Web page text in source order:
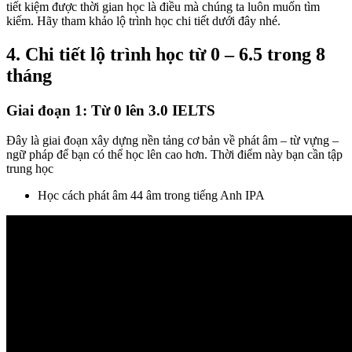
tiết kiệm được thời gian học là điều mà chúng ta luôn muốn tìm
kiếm. Hãy tham khảo lộ trình học chi tiết dưới đây nhé.
4. Chi tiết lộ trình học từ 0 – 6.5 trong 8
tháng
Giai đoạn 1: Từ 0 lên 3.0 IELTS
Đây là giai đoạn xây dựng nền tảng cơ bản về phát âm – từ vựng –
ngữ pháp để bạn có thể học lên cao hơn. Thời điểm này bạn cần tập
trung học
Học cách phát âm 44 âm trong tiếng Anh IPA